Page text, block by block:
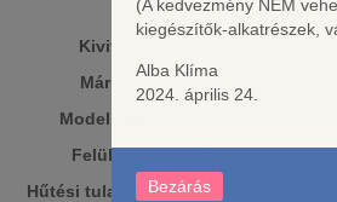
Kivitel
Márka
Gree
Modell név
Felülete
Hűtési tulajdonság
Hűtésre
(A kedvezmény NEM
kiegészítők-alkatrészek,
Alba Klíma
2024. április 24.
Bezárás